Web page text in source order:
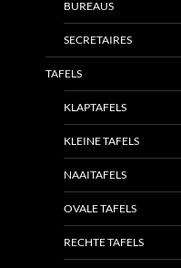
BUREAUS
SECRETAIRES
TAFELS
KLAPTAFELS
KLEINE TAFELS
NAAITAFELS
OVALE TAFELS
RECHTE TAFELS